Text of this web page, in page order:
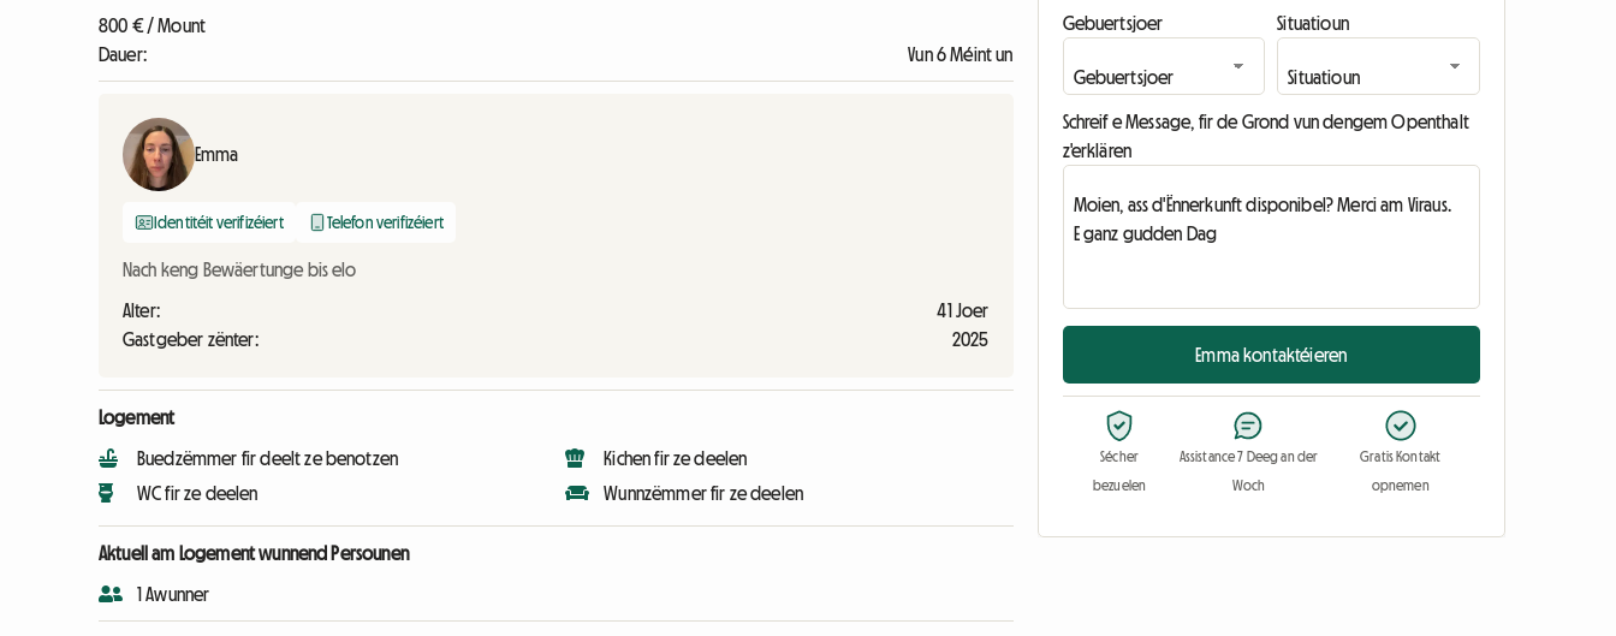
800 € / Mount
Dauer:
Vun 6 Méint un
Emma
Identitéit verifizéiert Telefon verifizéiert
Nach keng Bewäertunge bis elo
Alter:
41 Joer
Gastgeber zënter:
2025
Logement
Buedzëmmer fir deelt ze benotzen
WC fir ze deelen
Kichen fir ze deelen
Wunnzëmmer fir ze deelen
Aktuell am Logement wunnend Persounen
1 Awunner
Gebuertsjoer Situatioun
Schreif e Message, fir de Grond vun dengem Openthalt
z'erklären
Emma kontaktéieren
Sécher
bezuelen
Assistance 7 Deeg an der
Woch
Gratis Kontakt
opnemen